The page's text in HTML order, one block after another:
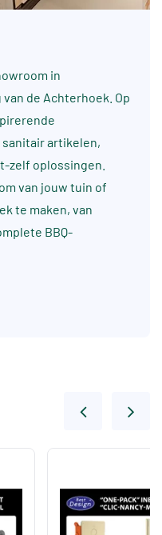
in
de Achterhoek. Op
artikelen,
zelf oplossingen.
van jouw tuin of
te maken, van
BBQ-